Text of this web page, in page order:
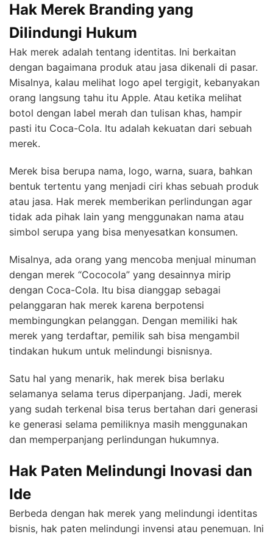
Hak Merek Branding yang
Dilindungi Hukum
Hak merek adalah tentang identitas. Ini berkaitan
dengan bagaimana produk atau jasa dikenali di pasar.
Misalnya, kalau melihat logo apel tergigit, kebanyakan
orang langsung tahu itu Apple. Atau ketika melihat
botol dengan label merah dan tulisan khas, hampir
pasti itu Coca-Cola. Itu adalah kekuatan dari sebuah
merek.
Merek bisa berupa nama, logo, warna, suara, bahkan
bentuk tertentu yang menjadi ciri khas sebuah produk
atau jasa. Hak merek memberikan perlindungan agar
tidak ada pihak lain yang menggunakan nama atau
simbol serupa yang bisa menyesatkan konsumen.
Misalnya, ada orang yang mencoba menjual minuman
dengan merek “Cococola” yang desainnya mirip
dengan Coca-Cola. Itu bisa dianggap sebagai
pelanggaran hak merek karena berpotensi
membingungkan pelanggan. Dengan memiliki hak
merek yang terdaftar, pemilik sah bisa mengambil
tindakan hukum untuk melindungi bisnisnya.
Satu hal yang menarik, hak merek bisa berlaku
selamanya selama terus diperpanjang. Jadi, merek
yang sudah terkenal bisa terus bertahan dari generasi
ke generasi selama pemiliknya masih menggunakan
dan memperpanjang perlindungan hukumnya.
Hak Paten Melindungi Inovasi dan
Ide
Berbeda dengan hak merek yang melindungi identitas
bisnis, hak paten melindungi invensi atau penemuan. Ini